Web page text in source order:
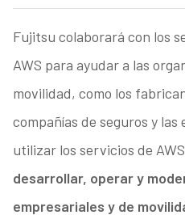
Fujitsu colaborará con los
AWS para ayudar a las
movilidad, como los
compañías de seguros y las
utilizar los servicios de
desarrollar, operar y
empresariales y de